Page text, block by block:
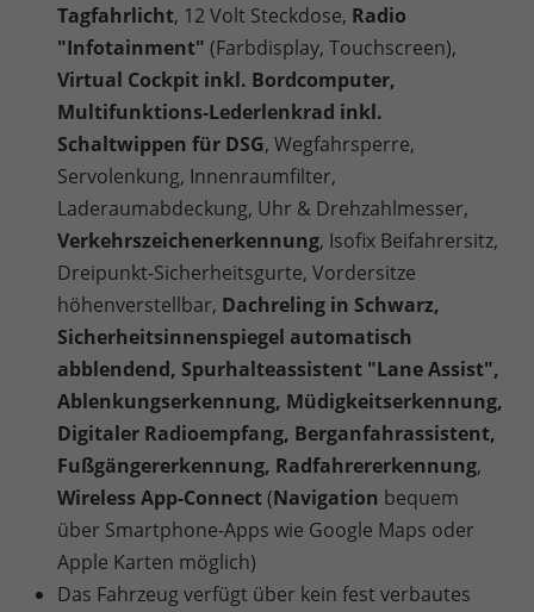
Tagfahrlicht, 12 Volt Steckdose, Radio
"Infotainment" (Farbdisplay, Touchscreen),
Virtual Cockpit inkl. Bordcomputer,
Multifunktions-Lederlenkrad inkl.
Schaltwippen für DSG, Wegfahrsperre,
Servolenkung, Innenraumfilter,
Laderaumabdeckung, Uhr & Drehzahlmesser,
Verkehrszeichenerkennung, Isofix Beifahrersitz,
Dreipunkt-Sicherheitsgurte, Vordersitze
höhenverstellbar, Dachreling in Schwarz,
Sicherheitsinnenspiegel automatisch
abblendend, Spurhalteassistent "Lane Assist",
Ablenkungserkennung, Müdigkeitserkennung,
Digitaler Radioempfang, Berganfahrassistent,
Fußgängererkennung, Radfahrererkennung,
Wireless App-Connect(Navigation bequem
über Smartphone-Apps wie Google Maps oder
Apple Karten möglich)
Das Fahrzeug verfügt über kein fest verbautes